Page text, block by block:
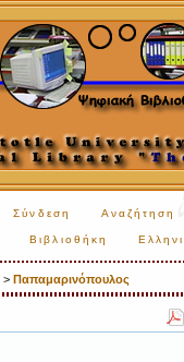
Σύνδεση Αναζήτηση
Βιβλιοθήκη
> Παπαμαρινόπουλος